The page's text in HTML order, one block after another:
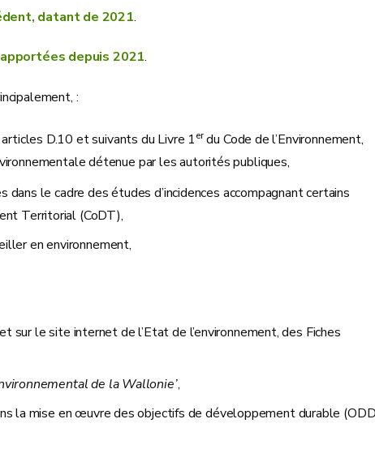
datant de 2021.
depuis 2021.
:
D.10 et suivants du Livre 1erdu Code de l’Environnement,
détenue par les autorités publiques,
le cadre des études d’incidences accompagnant certains
Territorial (CoDT),
en environnement,
le site internet de l’Etat de l’environnement, des Fiches
de la Wallonie’,
la mise en œuvre des objectifs de développement durable